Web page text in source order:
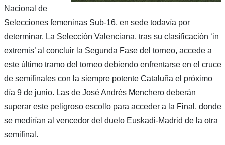
Nacional de
Selecciones femeninas Sub-16, en sede todavía por
determinar. La Selección Valenciana, tras su clasificación ‘in
extremis’ al concluir la Segunda Fase del torneo, accede a
este último tramo del torneo debiendo enfrentarse en el cruce
de semifinales con la siempre potente Cataluña el próximo
día 9 de junio. Las de José Andrés Menchero deberán
superar este peligroso escollo para acceder a la Final, donde
se medirían al vencedor del duelo Euskadi-Madrid de la otra
semifinal.